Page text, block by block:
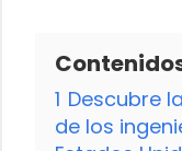
1 Descubre
de los